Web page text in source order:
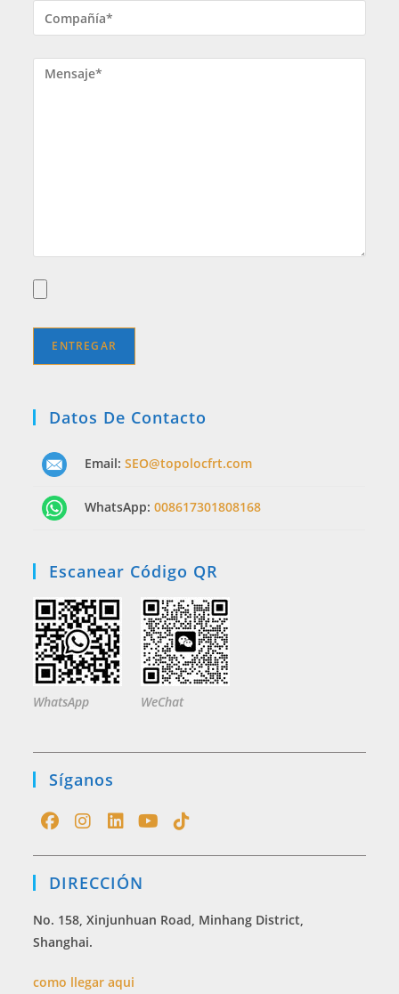
Datos De Contacto
Email:SEO@topolocfrt.com
WhatsApp:008617301808168
Escanear Código QR
WhatsApp WeChat
Síganos
new
tab
a
new
tab
a
new
a
new new
DIRECCIÓN
No. 158, Xinjunhuan Road, Minhang District,
Shanghai.
como llegar aqui